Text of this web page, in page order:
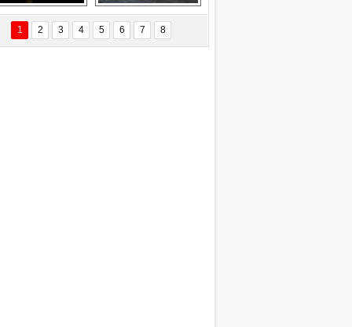
ÖZYANIK
Değişti?
Delta uçağına
yıldırım çarptı
Ford Focus RS
(2015)
1 2 3 4 5 6 7 8